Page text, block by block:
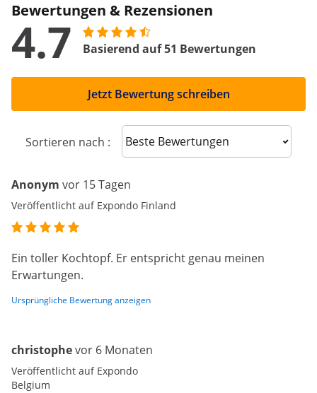
Bewertungen & Rezensionen
4.7 Basierend auf 51 Bewertungen
Jetzt Bewertung schreiben
Sortieren nach : Sort reviews
Anonym vor 15 Tagen
Veröffentlicht auf Expondo Finland
Ein toller Kochtopf. Er entspricht genau meinen
Erwartungen.
Ursprüngliche Bewertung anzeigen
christophevor 6 Monaten
Veröffentlicht auf Expondo
Belgium